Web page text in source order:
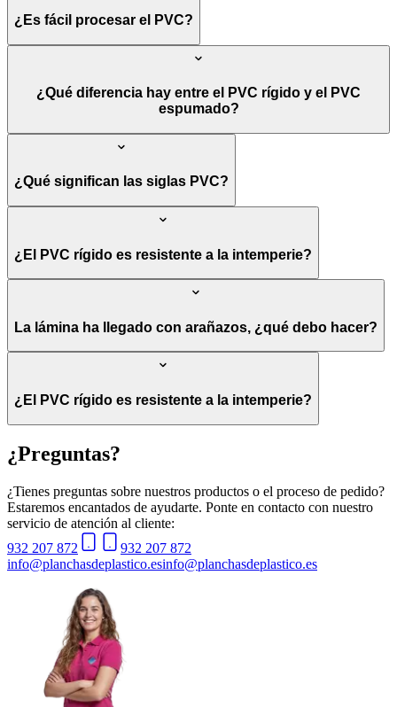
¿Es fácil procesar el PVC?
¿Qué diferencia hay entre el PVC rígido y el PVC
espumado?
¿Qué significan las siglas PVC?
¿El PVC rígido es resistente a la intemperie?
La lámina ha llegado con arañazos, ¿qué debo hacer?
¿El PVC rígido es resistente a la intemperie?
¿Preguntas?
¿Tienes preguntas sobre nuestros productos o el proceso de pedido?
Estaremos encantados de ayudarte. Ponte en contacto con nuestro
servicio de atención al cliente:
932 207 872
932 207 872
info@planchasdeplastico.esinfo@planchasdeplastico.es